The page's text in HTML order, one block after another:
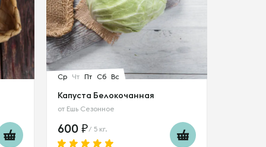
Ср Чт Пт Сб Вс
Капуста Белокочанная
от Ешь Сезонное
600 / 5 кг.